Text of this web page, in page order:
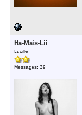
Ha-Mais-Lii
Lucille
Messages: 39